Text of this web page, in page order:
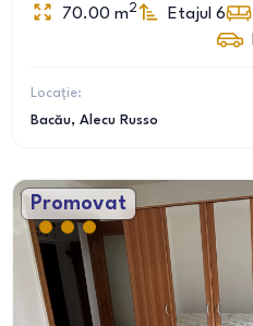
70.00 m2 Etajul 6
Locație:
Bacău, Alecu Russo
Promovat